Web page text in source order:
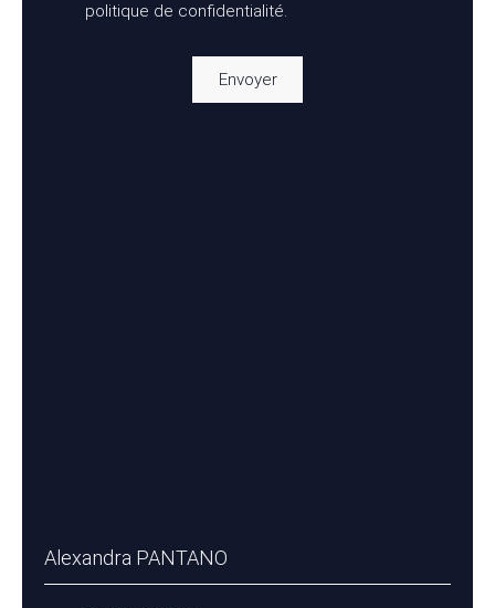
politique de confidentialité.
Envoyer
Alexandra PANTANO